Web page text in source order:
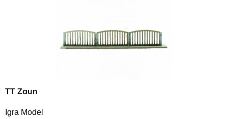
TT Zaun
Igra Model